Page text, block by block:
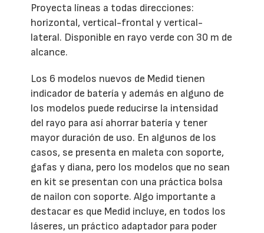
Proyecta líneas a todas direcciones:
horizontal, vertical-frontal y vertical-
lateral. Disponible en rayo verde con 30 m de
alcance.
Los 6 modelos nuevos de Medid tienen
indicador de batería y además en alguno de
los modelos puede reducirse la intensidad
del rayo para así ahorrar batería y tener
mayor duración de uso. En algunos de los
casos, se presenta en maleta con soporte,
gafas y diana, pero los modelos que no sean
en kit se presentan con una práctica bolsa
de nailon con soporte. Algo importante a
destacar es que Medid incluye, en todos los
láseres, un práctico adaptador para poder